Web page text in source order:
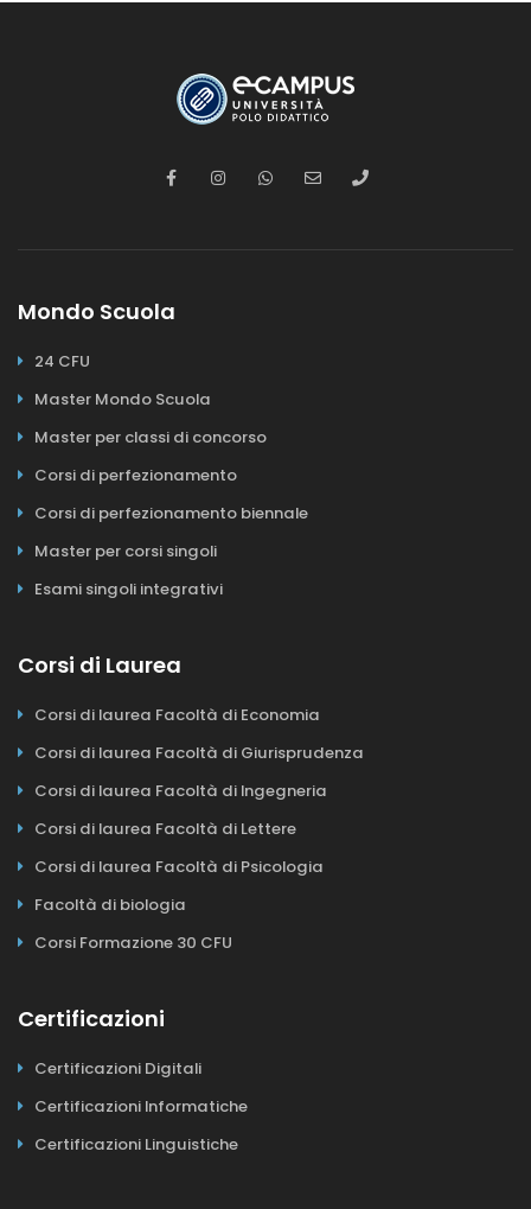
Mondo Scuola
24 CFU
Master Mondo Scuola
Master per classi di concorso
Corsi di perfezionamento
Corsi di perfezionamento biennale
Master per corsi singoli
Esami singoli integrativi
Corsi di Laurea
Corsi di laurea Facoltà di Economia
Corsi di laurea Facoltà di Giurisprudenza
Corsi di laurea Facoltà di Ingegneria
Corsi di laurea Facoltà di Lettere
Corsi di laurea Facoltà di Psicologia
Facoltà di biologia
Corsi Formazione 30 CFU
Certificazioni
Certificazioni Digitali
Certificazioni Informatiche
Certificazioni Linguistiche